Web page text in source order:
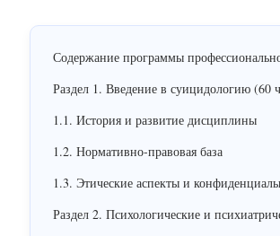
Содержание программы
Раздел 1. Введение в суицидологию (60
1.1. История и развитие дисциплины
1.2. Нормативно-правовая база
1.3. Этические аспекты и
Раздел 2. Психологические и